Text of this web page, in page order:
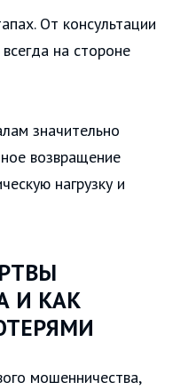
От консультации
на стороне
значительно
возвращение
нагрузку и
И КАК
мошенничества,